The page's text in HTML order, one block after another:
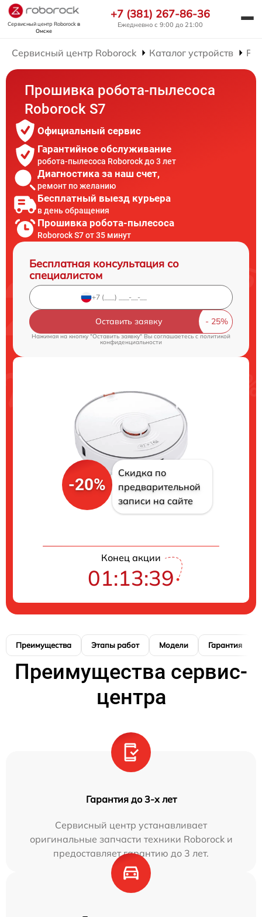
Сервисный центр Roborockв
Омске
+7 (381) 267-86-36
Ежедневно с 9:00 до 21:00
Сервисный центр Roborock Каталог устройств
Прошивка робота-пылесоса
Roborock S7
Официальный сервис
Гарантийное обслуживание
робота-пылесоса Roborock до 3 лет
Диагностика за наш счет,
ремонт по желанию
Бесплатный выезд курьера
в день обращения
Прошивка робота-пылесоса
Roborock S7 от 35 минут
Бесплатная консультация со
специалистом
Оставить заявку
Нажимая на кнопку "Оставить заявку" Вы соглашаетесь cполитикой
конфиденциальности
-20%
Скидка по
предварительной
записи на сайте
Конец акции
01:13:38
Преимущества Этапы работ Модели Гарантия
Преимущества сервис-
центра
Гарантия до 3-х лет
Сервисный центр устанавливает
оригинальные запчасти техники Roborock и
предоставляет гарантию до 3 лет.